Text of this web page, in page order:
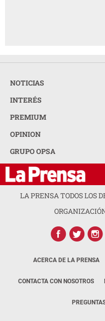
NOTICIAS
INTERÉS
PREMIUM
OPINION
GRUPO OPSA
LA PRENSA TODOS LOS
ACERCA DE LA PRENSA
CONTACTA CON NOSOTROS